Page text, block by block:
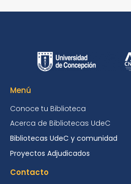
Menú
Conoce tu Biblioteca
Acerca de Bibliotecas UdeC
Bibliotecas UdeC y comunidad
Proyectos Adjudicados
Contacto